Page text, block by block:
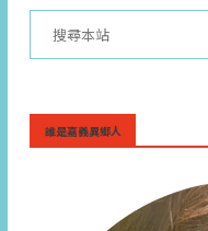
誰是嘉義異鄉人